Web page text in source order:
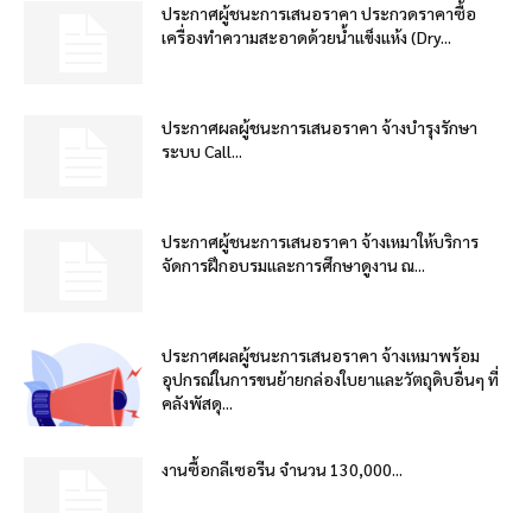
ประกาศผู้ชนะการเสนอราคา ประกวดราคาซื้อ
เครื่องทำความสะอาดด้วยน้ำแข็งแห้ง (Dry...
ประกาศผลผู้ชนะการเสนอราคา จ้างบำรุงรักษา
ระบบ Call...
ประกาศผู้ชนะการเสนอราคา จ้างเหมาให้บริการ
จัดการฝึกอบรมและการศึกษาดูงาน ณ...
ประกาศผลผู้ชนะการเสนอราคา จ้างเหมาพร้อม
อุปกรณ์ในการขนย้ายกล่องใบยาและวัตถุดิบอื่นๆ ที่
คลังพัสดุ...
งานซื้อกลีเซอรีน จำนวน 130,000...